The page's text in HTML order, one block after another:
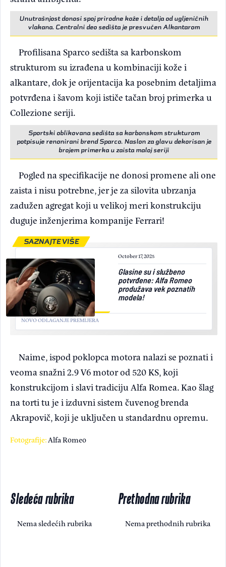
Unutrašnjost donosi spoj prirodne kože i detalja od ugljeničnih
vlakana. Centralni deo sedišta je presvučen Alkantarom
Profilisana Sparco sedišta sa karbonskom
strukturom su izrađena u kombinaciji kože i
alkantare, dok je orijentacija ka posebnim detaljima
potvrđena i šavom koji ističe tačan broj primerka u
Collezione seriji.
Sportski oblikovana sedišta sa karbonskom strukturom
potpisuje renonirani brend Sparco. Naslon za glavu dekorisan je
brojem primerka u zaista maloj seriji
Pogled na specifikacije ne donosi promene ali one
zaista i nisu potrebne, jer je za silovita ubrzanja
zadužen agregat koji u velikoj meri konstrukciju
duguje inženjerima kompanije Ferrari!
October 17, 2025
Glasine su i službeno
potvrđene: Alfa Romeo
produžava vek poznatih
modela!
NOVO ODLAGANJE PREMIJERA
SAZNAJTE VIŠE
Naime, ispod poklopca motora nalazi se poznati i
veoma snažni 2.9 V6 motor od 520 KS, koji
konstrukcijom i slavi tradiciju Alfa Romea. Kao šlag
na torti tu je i izduvni sistem čuvenog brenda
Akrapovič, koji je uključen u standardnu opremu.
Fotografije:Alfa Romeo
Sledeća rubrika
Nema sledećih rubrika
Prethodna rubrika
Nema prethodnih rubrika